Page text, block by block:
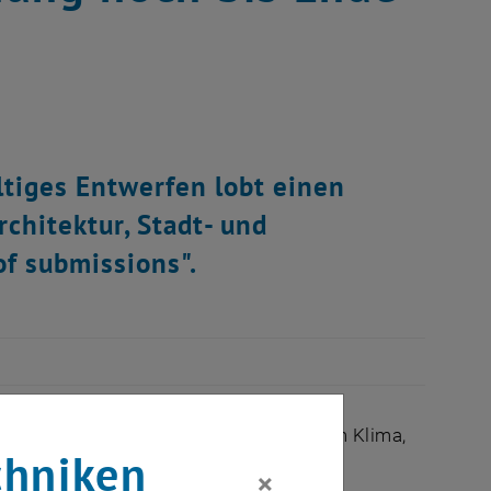
Entwerfen lobt einen
Stadt- und
submissions".
verantwortungsvollen Umgang mit dem Klima,
×